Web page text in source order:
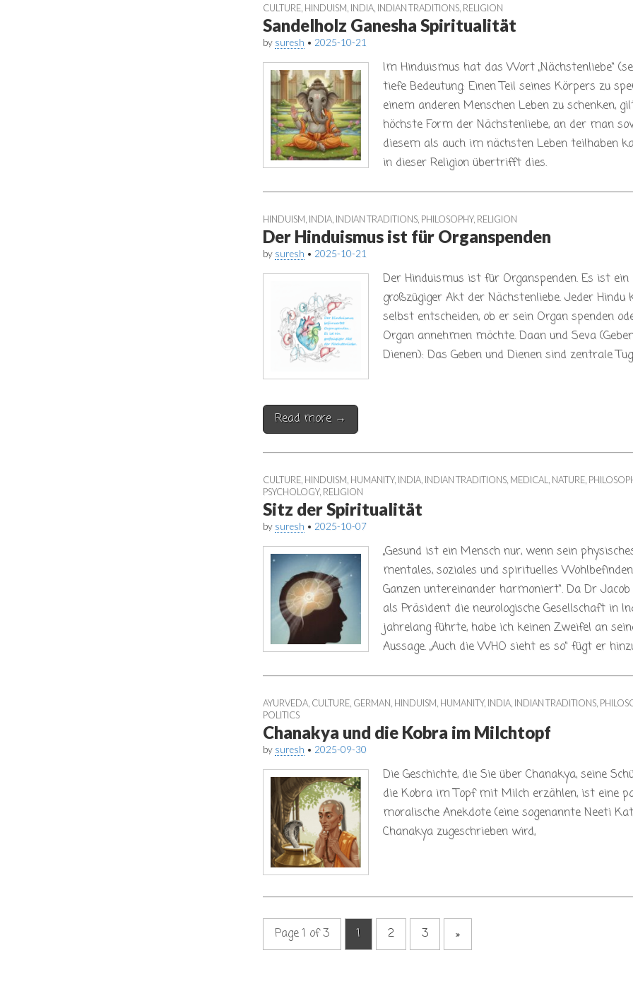
CULTURE HINDUISM INDIA INDIAN TRADITIONS RELIGION
Sandelholz Ganesha Spiritualität
by suresh • 2025-10-21
Im Hinduismus hat das Wort „Nächstenliebe“
tiefe Bedeutung: Einen Teil seines Körpers zu
einem anderen Menschen Leben zu schenken,
höchste Form der Nächstenliebe, an der man
diesem als auch im nächsten Leben teilhaben
in dieser Religion übertrifft dies.
HINDUISM INDIA INDIAN TRADITIONS PHILOSOPHY, RELIGION
Der Hinduismus ist für Organspenden
by suresh • 2025-10-21
Der Hinduismus ist für Organspenden. Es ist ein
großzügiger Akt der Nächstenliebe. Jeder Hindu
selbst entscheiden, ob er sein Organ spenden
Organ annehmen möchte. Daan und Seva
Dienen): Das Geben und Dienen sind zentrale
Read more →
CULTURE HINDUISM HUMANITY, INDIA INDIAN TRADITIONS MEDICAL NATURE
PSYCHOLOGY, RELIGION
Sitz der Spiritualität
by suresh • 2025-10-07
„Gesund ist ein Mensch nur, wenn sein
mentales, soziales und spirituelles
Ganzen untereinander harmoniert“. Da Dr
als Präsident die neurologische Gesellschaft in
jahrelang führte, habe ich keinen Zweifel an
Aussage. „Auch die WHO sieht es so“ fügt er
AYURVEDA CULTURE GERMAN HINDUISM HUMANITY, INDIA INDIAN TRADITIONS
POLITICS
Chanakya und die Kobra im Milchtopf
by suresh • 2025-09-30
Die Geschichte, die Sie über Chanakya, seine
die Kobra im Topf mit Milch erzählen, ist eine
moralische Anekdote (eine sogenannte Neeti
Chanakya zugeschrieben wird,
Page 1 of 3 1 2 3 »